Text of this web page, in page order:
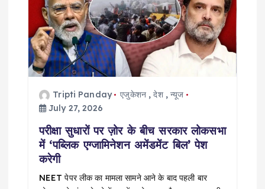
Tripti Panday एजुकेशन,देश,न्यूज
July 27, 2026
परीक्षा सुधारों पर ज़ोर के बीच सरकार लोकसभा
में ‘पब्लिक एग्जामिनेशन अमेंडमेंट बिल’ पेश
करेगी
NEET पेपर लीक का मामला सामने आने के बाद पहली बार